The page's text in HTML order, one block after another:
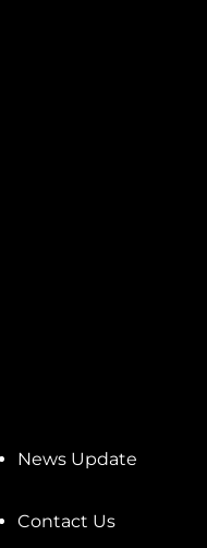
News Update
Contact Us